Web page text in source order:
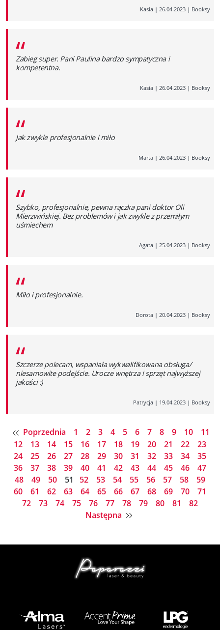
Kasia | 26.04.2023 | Booksy
“
Zabieg super. Pani Paulina bardzo sympatyczna i
kompetentna.
Kasia | 26.04.2023 | Booksy
“
Jak zwykle profesjonalnie i miło
Marta | 26.04.2023 | Booksy
“
Szybko, profesjonalnie, pewna rączka pani doktor Oli
Mierzwińskiej. Bez problemów i jak zwykle z przemiłym
uśmiechem
Agata | 25.04.2023 | Booksy
“
Miło i profesjonalnie.
Dorota | 20.04.2023 | Booksy
“
Szczerze polecam, wspaniała wykwalifikowana obsługa/
niesamowite podejście. Urocze wnętrza i sprzęt najwyższej
jakości :)
Patrycja | 19.04.2023 | Booksy
Poprzednia 1 2 3 4 5 6 7 8 9 10
11
12
13 14 15 16 17 18 19 20 21 22
23
24
25 26 27 28 29 30 31 32 33 34
35
36
37 38 39 40 41 42 43 44 45 46
47
48
49 50 51 52 53 54 55 56 57 58
59
60
61 62 63 64 65 66 67 68 69 70
71
72
73 74 75 76 77 78 79 80 81
82
Następna